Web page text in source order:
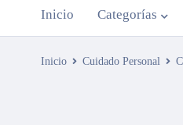
Inicio Categorías
Inicio Cuidado Personal